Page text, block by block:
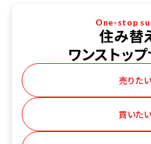
One-stop
住み替
ワンストッ
売りたい
買いたい